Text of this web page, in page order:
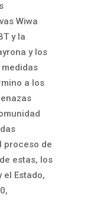
Wiwa
y la
y los
a los
proceso de
estas, los
Estado,